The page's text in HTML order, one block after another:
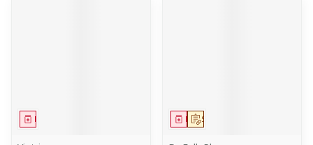
Médicament Sur prescription
Médicament